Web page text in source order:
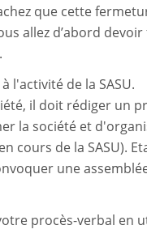
que cette
allez d’abord devoir
l'activité de la SASU.
il doit rédiger un
la société et
cours de la SASU).
une
procès-verbal en